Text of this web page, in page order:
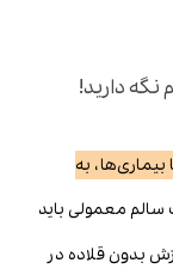
به
معمولی باید
بدون قلاده در